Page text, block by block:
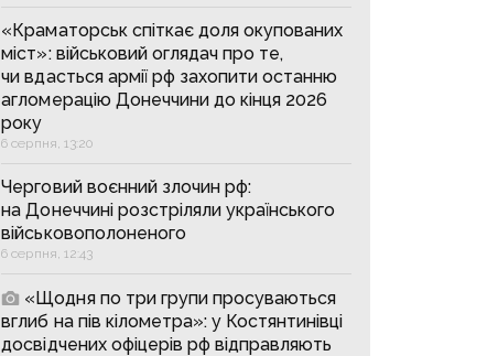
«Краматорськ спіткає доля окупованих
міст»: військовий оглядач про те,
чи вдасться армії рф захопити останню
агломерацію Донеччини до кінця 2026
року
6 серпня, 13:20
Черговий воєнний злочин рф:
на Донеччині розстріляли українського
військовополоненого
6 серпня, 12:43
«Щодня по три групи просуваються
вглиб на пів кілометра»: у Костянтинівці
досвідчених офіцерів рф відправляють